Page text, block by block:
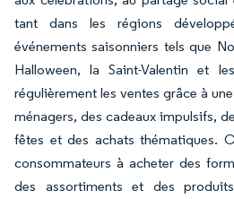
tant dans les régions
événements saisonniers tels que
Halloween, la Saint-Valentin et
régulièrement les ventes grâce à
ménagers, des cadeaux impulsifs,
fêtes et des achats thématiques.
consommateurs à acheter des
des assortiments et des